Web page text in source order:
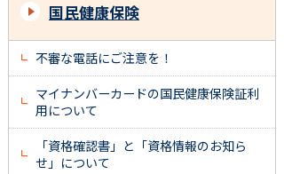
国民健康保険
不審な電話にご注意を！
マイナンバーカードの国民健康保険証利
用について
「資格確認書」と「資格情報のお知ら
せ」について